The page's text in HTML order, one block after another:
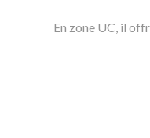
En zone UC, il